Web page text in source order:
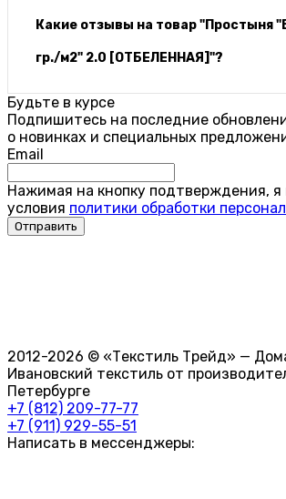
Какие отзывы на товар "Простыня
гр./м2" 2.0 [ОТБЕЛЕННАЯ]"?
Будьте в курсе
Подпишитесь на последние
о новинках и специальных
Email
Нажимая на кнопку подтверждения,
условия политики обработки
2012-2026 © «Текстиль Трейд» —
Ивановский текстиль от
Петербурге
+7 (812) 209-77-77
+7 (911) 929-55-51
Написать в мессенджеры: